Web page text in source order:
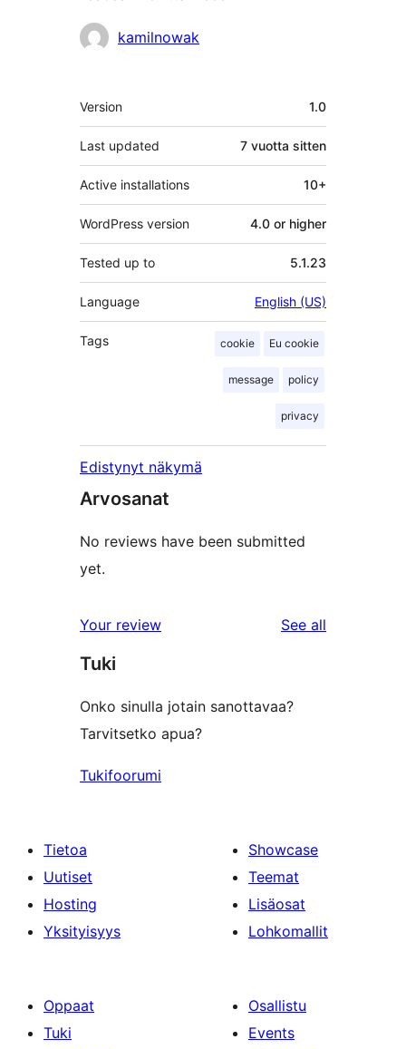
Avustajatkamilnowak
Metatiedot
Version 1.0
Last updated 7 vuotta sitten
Active installations 10+
WordPress version 4.0 or higher
Tested up to 5.1.23
Language English (US)
Tags cookie Eu cookie
message policy
privacy
Edistynyt näkymä
Arvosanat
No reviews have been submitted
yet.
Your review See all
Tuki
Onko sinulla jotain sanottavaa?
Tarvitsetko apua?
Tukifoorumi
Tietoa
Uutiset
Hosting
Yksityisyys
Showcase
Teemat
Lisäosat
Lohkomallit
Oppaat
Tuki
Osallistu
Events